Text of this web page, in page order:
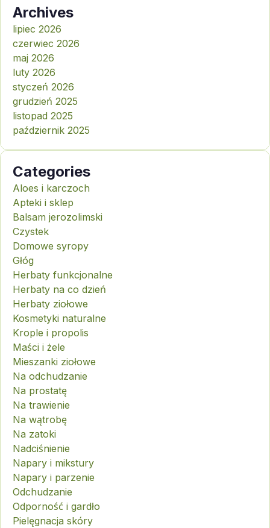
Archives
lipiec 2026
czerwiec 2026
maj 2026
luty 2026
styczeń 2026
grudzień 2025
listopad 2025
październik 2025
Categories
Aloes i karczoch
Apteki i sklep
Balsam jerozolimski
Czystek
Domowe syropy
Głóg
Herbaty funkcjonalne
Herbaty na co dzień
Herbaty ziołowe
Kosmetyki naturalne
Krople i propolis
Maści i żele
Mieszanki ziołowe
Na odchudzanie
Na prostatę
Na trawienie
Na wątrobę
Na zatoki
Nadciśnienie
Napary i mikstury
Napary i parzenie
Odchudzanie
Odporność i gardło
Pielęgnacja skóry